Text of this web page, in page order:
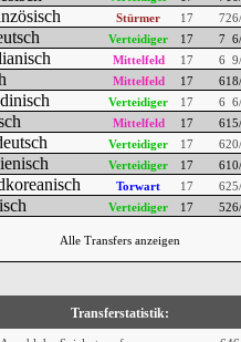
Stürmer 17 7
Verteidiger 17 7
Mittelfeld 17 6
Mittelfeld 17 6
Verteidiger 17 6
Mittelfeld 17 6
Verteidiger 17 6
Verteidiger 17 6
Torwart 17 6
Verteidiger 17 5
Alle Transfers anzeigen
Transferstatistik: